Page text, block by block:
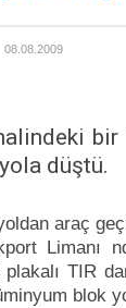
08.08.2009
düştü.
araç
Limanı
TIR
blok